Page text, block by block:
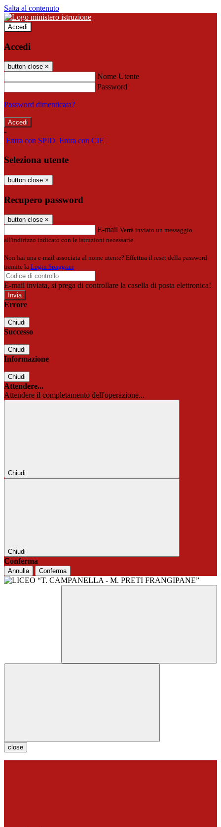
Salta al contenuto
Accedi
Accedi
button close ×
Nome Utente
Password
Password dimenticata?
-
Entra con SPID Entra con CIE
Seleziona utente
button close ×
Recupero password
button close ×
E-mail Verrà inviato un messaggio
all'indirizzo indicato con le istruzioni necessarie.
Non hai una e-mail associata al nome utente? Effettua il reset della password
tramite la Login Spaggiari
E-mail inviata, si prega di controllare la casella di posta elettronica!
Errore
Chiudi
Successo
Chiudi
Informazione
Chiudi
Attendere...
Attendere il completamento dell'operazione...
Chiudi
Chiudi
Conferma
Annulla Conferma
close